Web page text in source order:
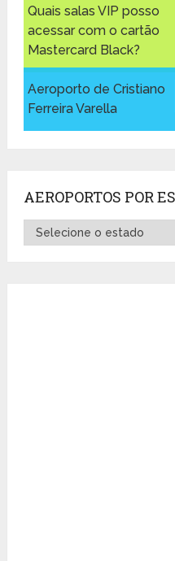
Quais salas VIP posso
acessar com o cartão
Mastercard Black?
Aeroporto de Cristiano
Ferreira Varella
AEROPORTOS POR
Aeroportos
por